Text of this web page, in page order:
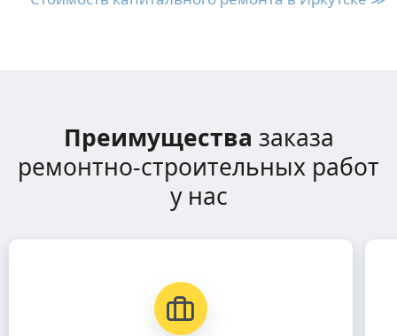
Преимущества заказа
ремонтно-строительных работ
у нас